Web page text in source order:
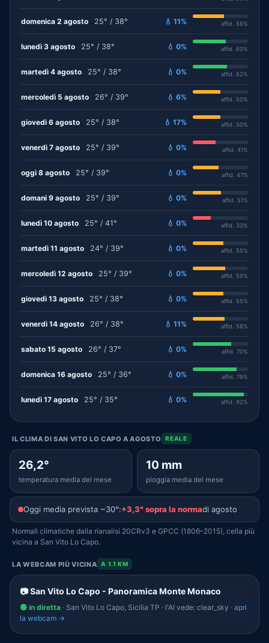
domenica 2 agosto 25° / 38° 💧 11% affid. 56%
lunedì 3 agosto 25° / 38° 💧 0% affid. 60%
martedì 4 agosto 25° / 38° 💧 0% affid. 62%
mercoledì 5 agosto 26° / 39° 💧 6% affid. 50%
giovedì 6 agosto 25° / 38° 💧 17% affid. 50%
venerdì 7 agosto 25° / 39° 💧 0% affid. 41%
oggi 8 agosto 25° / 39° 💧 0% affid. 47%
domani 9 agosto 25° / 39° 💧 0% affid. 51%
lunedì 10 agosto 25° / 41° 💧 0% affid. 33%
martedì 11 agosto 24° / 39° 💧 0% affid. 55%
mercoledì 12 agosto 25° / 39° 💧 0% affid. 59%
giovedì 13 agosto 25° / 38° 💧 0% affid. 55%
venerdì 14 agosto 26° / 38° 💧 11% affid. 58%
sabato 15 agosto 26° / 37° 💧 0% affid. 70%
domenica 16 agosto 25° / 36° 💧 0% affid. 79%
lunedì 17 agosto 25° / 35° 💧 0% affid. 92%
IL CLIMA DI SAN VITO LO CAPO A AGOSTO REALE
26,2°
temperatura media del mese
10 mm
pioggia media del mese
Oggi media prevista ~30°:+3,3° sopra la normadi agosto
Normali climatiche dalla rianalisi 20CRv3 e GPCC (1806–2015), cella più
vicina a San Vito Lo Capo.
LA WEBCAM PIÙ VICINA A 1.1 KM
📷 San Vito Lo Capo - Panoramica Monte Monaco
🟢 in diretta · San Vito Lo Capo, Sicilia TP · l'AI vede: clear_sky · apri
la webcam →